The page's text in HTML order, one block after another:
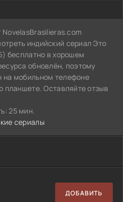
индийский сериал Это
бесплатно в хорошем
обновлён, поэтому
на мобильном телефоне
планшете. Оставляйте отзыв
25 мин.
сериалы
ДОБАВИТЬ